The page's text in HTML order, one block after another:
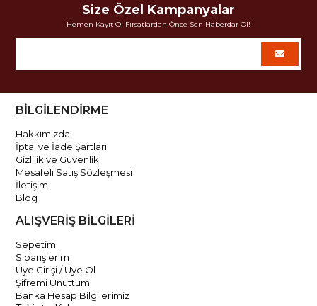
Size Özel Kampanyalar
Hemen Kayıt Ol Fırsatlardan Önce Sen Haberdar Ol!
BİLGİLENDİRME
Hakkımızda
İptal ve İade Şartları
Gizlilik ve Güvenlik
Mesafeli Satış Sözleşmesi
İletişim
Blog
ALIŞVERİŞ BİLGİLERİ
Sepetim
Siparişlerim
Üye Girişi / Üye Ol
Şifremi Unuttum
Banka Hesap Bilgilerimiz